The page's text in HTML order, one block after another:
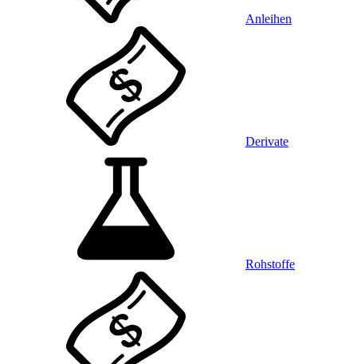
Anleihen
Derivate
Rohstoffe